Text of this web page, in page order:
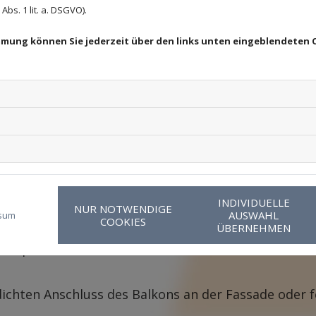
können Ihr
ist,
sich lösen,
hat, oder
Fassade / abblätternde Farbe / Ränder
Ursache hinzuziehen.
durch:
Anschluss des Balkons an der Fassade oder
1 lit. a. DSGVO).
können Sie jederzeit über den links unten eingeblendeten
NUR NOTWENDIGE
COOKIES
INDIVIDUELLE
AUSWAHL
ÜBERNEHMEN